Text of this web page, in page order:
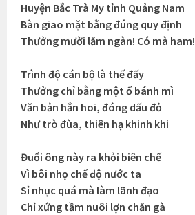
Huyện Bắc Trà My tỉnh Quảng Nam
Bàn giao mặt bằng đúng quy định
Thưởng mười lăm ngàn! Có mà ham!
Trình độ cán bộ là thế đấy
Thưởng chỉ bằng một ổ bánh mì
Văn bản hẳn hoi, đóng dấu đỏ
Như trò đùa, thiên hạ khinh khi
Đuổi ông này ra khỏi biên chế
Vì bôi nhọ chế độ nước ta
Sỉ nhục quá mà làm lãnh đạo
Chỉ xứng tầm nuôi lợn chăn gà